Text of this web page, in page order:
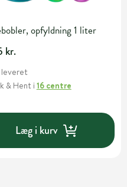
opfyldning 1 liter
kr.
leveret
& Hent i 16 centre
Læg i kurv